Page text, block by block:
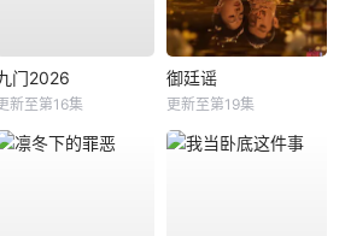
门2026
新至第16集
御廷谣
更新至第19集